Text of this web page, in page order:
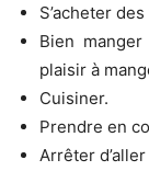
S’acheter
Bien
plaisir à
Cuisiner.
Prendre en
Arrêter